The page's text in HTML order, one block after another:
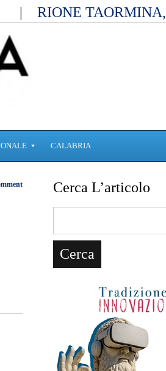
RIONE
CALABRIA
Cerca L’articolo